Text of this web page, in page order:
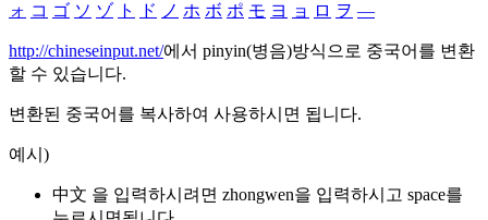
ォ コ ゴ ソ ゾ ト ド ノ ホ ボ ポ モ ヨ ョ ロ ヲ ―
http://chineseinput.net/에서 pinyin(병음)방식으로 중국어를 변환
할 수 있습니다.
변환된 중국어를 복사하여 사용하시면 됩니다.
예시)
中文 을 입력하시려면 zhongwen을 입력하시고 space를